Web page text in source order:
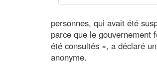
personnes, qui avait été
parce que le gouvernement
été consultés », a déclaré
anonyme.